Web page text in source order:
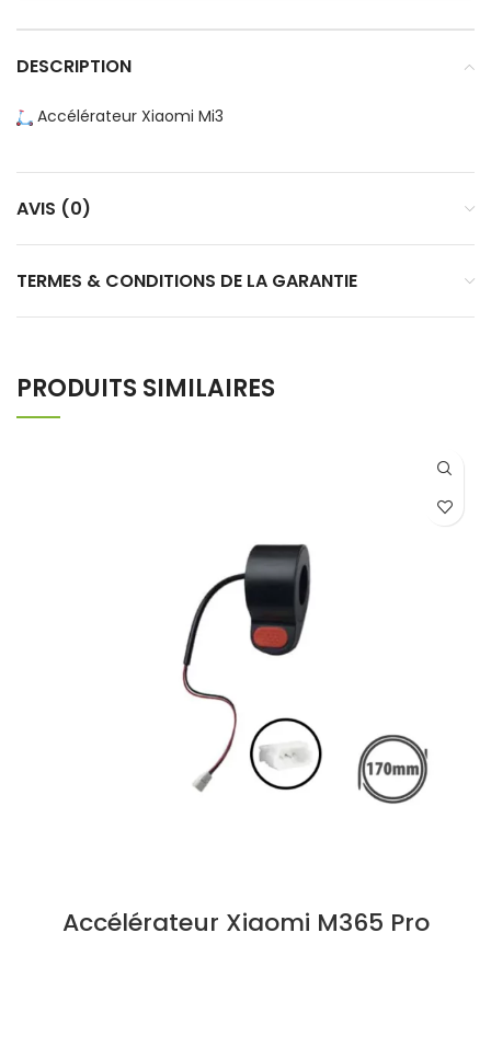
DESCRIPTION
Accélérateur Xiaomi Mi3
AVIS (0)
TERMES & CONDITIONS DE LA GARANTIE
PRODUITS SIMILAIRES
Accélérateur Xiaomi M365 Pro